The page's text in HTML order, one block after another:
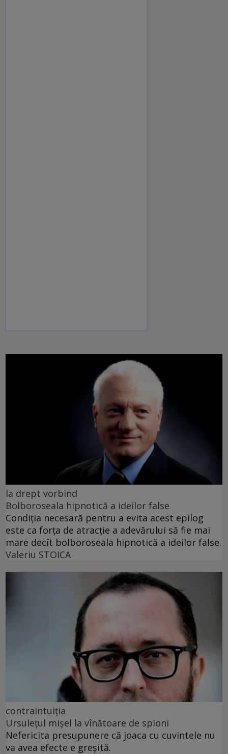
la drept vorbind
Bolboroseala hipnotică a ideilor false
Condiția necesară pentru a evita acest epilog
este ca forța de atracție a adevărului să fie mai
mare decît bolboroseala hipnotică a ideilor false.
Valeriu STOICA
contraintuiția
Ursulețul mișel la vînătoare de spioni
Nefericita presupunere că joaca cu cuvintele nu
va avea efecte e greșită.